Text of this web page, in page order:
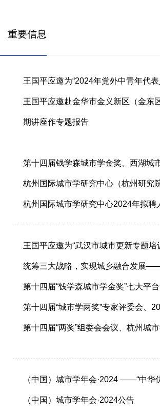
重要信息
王国平应邀为“2024年党外中青年代
王国平应邀赴金华市金义新区（金东
期讲座作专题报告
第十四届钱学森城市学金奖、西湖城
杭州国际城市学研究中心（杭州研究
杭州国际城市学研究中心2024年拟聘
王国平应邀为“武汉市城市更新专题培
统筹三大战略，实现城乡融合发展
第十四届“钱学森城市学金奖”七大平
第十四届“城市学两奖”专家评委会、
第十四届“两奖”组委会会议、杭州城
（中国）城市学年会·2024 ——“中华
（中国）城市学年会·2024公告